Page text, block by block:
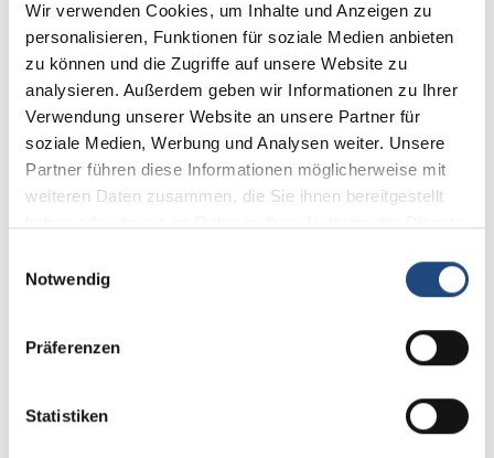
Wir verwenden Cookies, um Inhalte und Anzeigen zu
personalisieren, Funktionen für soziale Medien anbieten
zu können und die Zugriffe auf unsere Website zu
analysieren. Außerdem geben wir Informationen zu Ihrer
Verwendung unserer Website an unsere Partner für
soziale Medien, Werbung und Analysen weiter. Unsere
Partner führen diese Informationen möglicherweise mit
weiteren Daten zusammen, die Sie ihnen bereitgestellt
Notwendig
Präferenzen
Statistiken
Sprengnetter rund um das Thema
Immobilienbewertung mit dem geballten
Fachwissen von Sprengnetter – ein Must-
have sowohl für Einsteiger als auch
Experten.
13,39 €*